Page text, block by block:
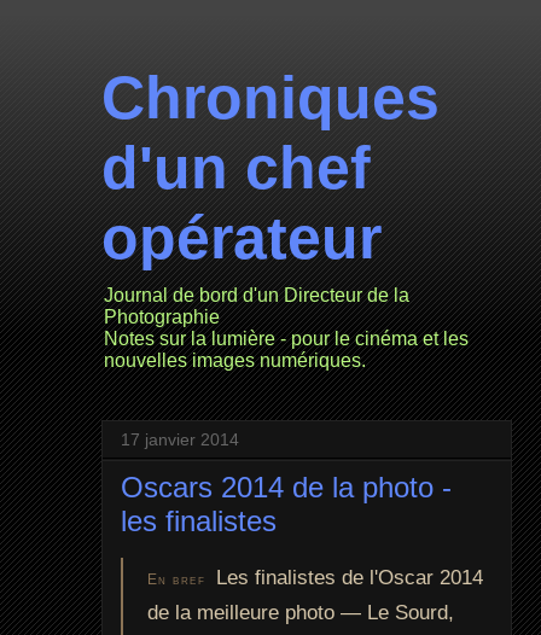
Chroniques
d'un chef
opérateur
Journal de bord d'un Directeur de la
Photographie
Notes sur la lumière - pour le cinéma et les
nouvelles images numériques.
17 janvier 2014
Oscars 2014 de la photo -
les finalistes
En bref Les finalistes de l'Oscar 2014
de la meilleure photo — Le Sourd,